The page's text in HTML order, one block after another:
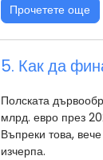
Прочетете още
5. Как да
Полската
млрд. евро през
Въпреки това,
изчерпа.